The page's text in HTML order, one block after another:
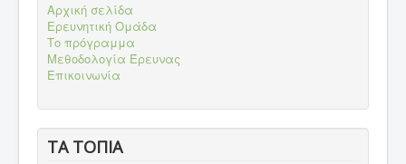
Αρχική σελίδα
Ερευνητική Ομάδα
Το πρόγραμμα
Μεθοδολογία Έρευνας
Επικοινωνία
ΤΑ ΤΟΠΙΑ